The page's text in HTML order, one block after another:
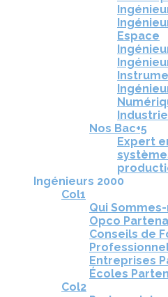
Espace
Nos Bac+5
Expert
Ingénieurs 2000
Col1
Qui
Opco
Conseils de
Entreprises
Écoles
Col2